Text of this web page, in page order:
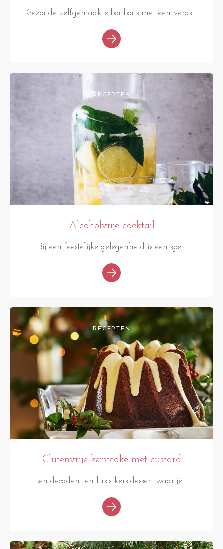
Gezonde zelfgemaakte bonbons met een veras...
RECEPTEN
Alcoholvrije cocktail
Bij een feestelijke gelegenheid is een spe...
RECEPTEN
Glutenvrije kerstcake met custard
Een decadent en luxe kerstdessert waar je ...